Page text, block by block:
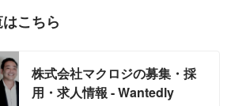
こちら
株式会社マクロジの募集・採
用・求人情報 - Wantedly